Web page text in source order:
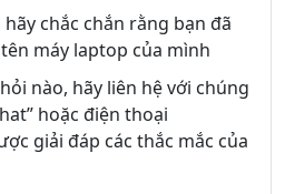
chắc chắn rằng bạn đã
máy laptop của mình
nào, hãy liên hệ với chúng
hoặc điện thoại
giải đáp các thắc mắc của